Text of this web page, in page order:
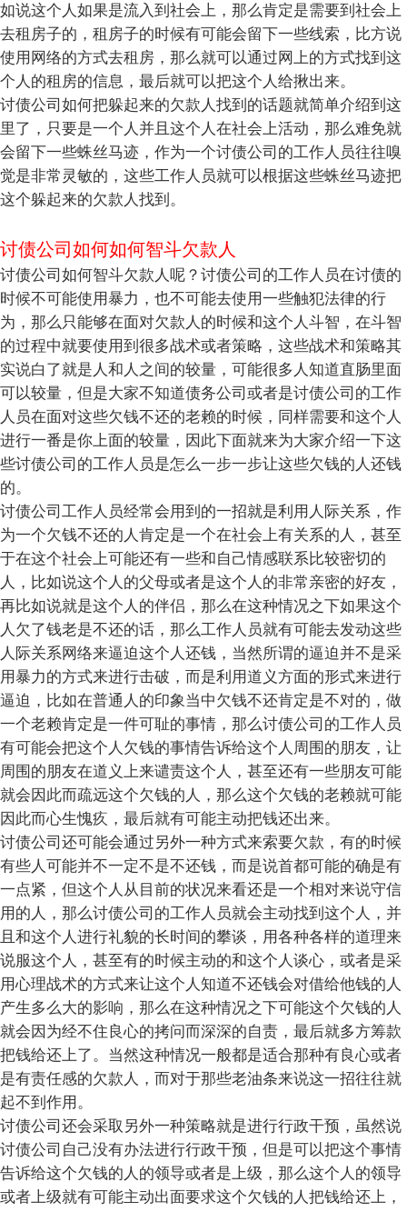
如说这个人如果是流入到社会上，那么肯定是需要到社会上
去租房子的，租房子的时候有可能会留下一些线索，比方说
使用网络的方式去租房，那么就可以通过网上的方式找到这
个人的租房的信息，最后就可以把这个人给揪出来。
讨债公司如何把躲起来的欠款人找到的话题就简单介绍到这
里了，只要是一个人并且这个人在社会上活动，那么难免就
会留下一些蛛丝马迹，作为一个讨债公司的工作人员往往嗅
觉是非常灵敏的，这些工作人员就可以根据这些蛛丝马迹把
这个躲起来的欠款人找到。
讨债公司如何如何智斗欠款人
讨债公司如何智斗欠款人呢？讨债公司的工作人员在讨债的
时候不可能使用暴力，也不可能去使用一些触犯法律的行
为，那么只能够在面对欠款人的时候和这个人斗智，在斗智
的过程中就要使用到很多战术或者策略，这些战术和策略其
实说白了就是人和人之间的较量，可能很多人知道直肠里面
可以较量，但是大家不知道债务公司或者是讨债公司的工作
人员在面对这些欠钱不还的老赖的时候，同样需要和这个人
进行一番是你上面的较量，因此下面就来为大家介绍一下这
些讨债公司的工作人员是怎么一步一步让这些欠钱的人还钱
的。
讨债公司工作人员经常会用到的一招就是利用人际关系，作
为一个欠钱不还的人肯定是一个在社会上有关系的人，甚至
于在这个社会上可能还有一些和自己情感联系比较密切的
人，比如说这个人的父母或者是这个人的非常亲密的好友，
再比如说就是这个人的伴侣，那么在这种情况之下如果这个
人欠了钱老是不还的话，那么工作人员就有可能去发动这些
人际关系网络来逼迫这个人还钱，当然所谓的逼迫并不是采
用暴力的方式来进行击破，而是利用道义方面的形式来进行
逼迫，比如在普通人的印象当中欠钱不还肯定是不对的，做
一个老赖肯定是一件可耻的事情，那么讨债公司的工作人员
有可能会把这个人欠钱的事情告诉给这个人周围的朋友，让
周围的朋友在道义上来谴责这个人，甚至还有一些朋友可能
就会因此而疏远这个欠钱的人，那么这个欠钱的老赖就可能
因此而心生愧疚，最后就有可能主动把钱还出来。
讨债公司还可能会通过另外一种方式来索要欠款，有的时候
有些人可能并不一定不是不还钱，而是说首都可能的确是有
一点紧，但这个人从目前的状况来看还是一个相对来说守信
用的人，那么讨债公司的工作人员就会主动找到这个人，并
且和这个人进行礼貌的长时间的攀谈，用各种各样的道理来
说服这个人，甚至有的时候主动的和这个人谈心，或者是采
用心理战术的方式来让这个人知道不还钱会对借给他钱的人
产生多么大的影响，那么在这种情况之下可能这个欠钱的人
就会因为经不住良心的拷问而深深的自责，最后就多方筹款
把钱给还上了。当然这种情况一般都是适合那种有良心或者
是有责任感的欠款人，而对于那些老油条来说这一招往往就
起不到作用。
讨债公司还会采取另外一种策略就是进行行政干预，虽然说
讨债公司自己没有办法进行行政干预，但是可以把这个事情
告诉给这个欠钱的人的领导或者是上级，那么这个人的领导
或者上级就有可能主动出面要求这个欠钱的人把钱给还上，